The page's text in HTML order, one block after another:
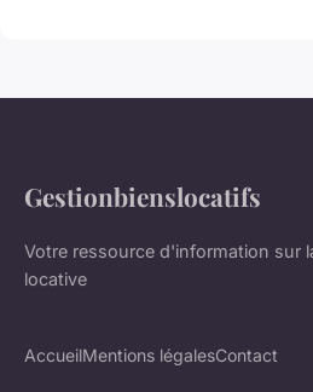
Gestionbienslocatifs
Votre ressource d'information sur
locative
AccueilMentions légalesContact